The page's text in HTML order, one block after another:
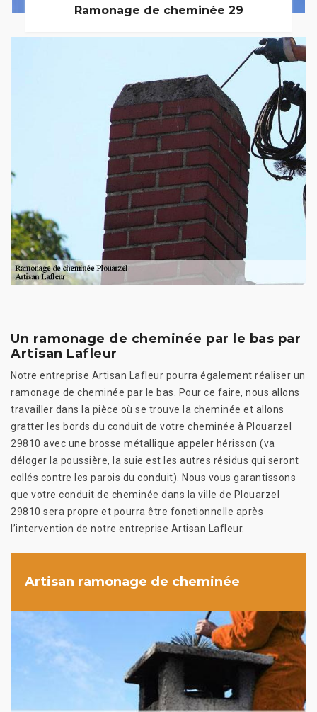
Ramonage de cheminée 29
Un ramonage de cheminée par le bas par
Artisan Lafleur
Notre entreprise Artisan Lafleur pourra également réaliser un
ramonage de cheminée par le bas. Pour ce faire, nous allons
travailler dans la pièce où se trouve la cheminée et allons
gratter les bords du conduit de votre cheminée à Plouarzel
29810 avec une brosse métallique appeler hérisson (va
déloger la poussière, la suie est les autres résidus qui seront
collés contre les parois du conduit). Nous vous garantissons
que votre conduit de cheminée dans la ville de Plouarzel
29810 sera propre et pourra être fonctionnelle après
l’intervention de notre entreprise Artisan Lafleur.
Artisan ramonage de cheminée